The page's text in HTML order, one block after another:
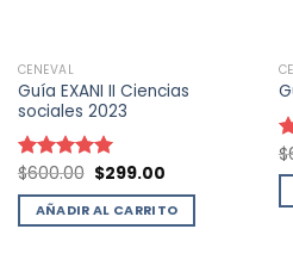
CENEVAL
Guía EXANI II Ciencias
sociales 2023
Valorado
con5.00
de 5
$600.00 El
precio
original
era:
$600.00.
$299.00El
actual
es:
$299.00.
AÑADIR AL CARRITO
$